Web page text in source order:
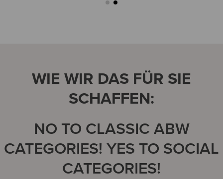
WIE WIR DAS FÜR SIE
SCHAFFEN:
NO TO CLASSIC ABW
CATEGORIES! YES TO SOCIAL
CATEGORIES!